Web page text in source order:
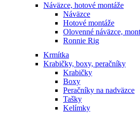
Náväzce, hotové montáže
Náväzce
Hotové montáže
Olovenné náväzce,
Ronnie Rig
Krmítka
Krabičky, boxy, peračníky
Krabičky
Boxy
Peračníky na nadväzce
Tašky
Kelímky